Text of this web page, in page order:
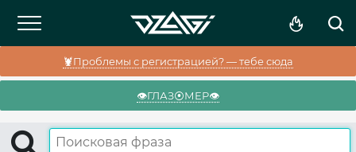
🦞Проблемы с регистрацией? — тебе сюда
👁️ГЛАЗ⦿МЕР👁️